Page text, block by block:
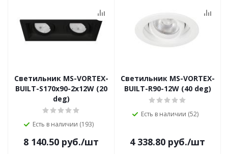
Светильник MS-VORTEX-
BUILT-S170x90-2x12W (20
deg)
Есть в наличии (193)
8 140.50 руб./шт
Светильник MS-VORTEX-
BUILT-R90-12W (40 deg)
Есть в наличии (52)
4 338.80 руб./шт